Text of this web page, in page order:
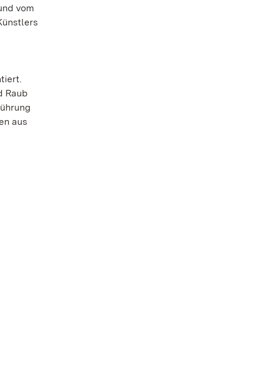
vom
Raub
aus